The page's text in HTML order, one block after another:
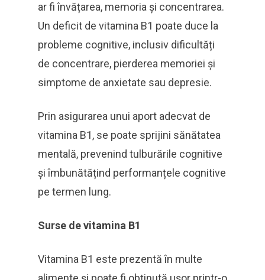
ar fi învățarea, memoria și concentrarea.
Un deficit de vitamina B1 poate duce la
probleme cognitive, inclusiv dificultăți
de concentrare, pierderea memoriei și
simptome de anxietate sau depresie.
Prin asigurarea unui aport adecvat de
vitamina B1, se poate sprijini sănătatea
mentală, prevenind tulburările cognitive
și îmbunătățind performanțele cognitive
pe termen lung.
Surse de vitamina B1
Vitamina B1 este prezentă în multe